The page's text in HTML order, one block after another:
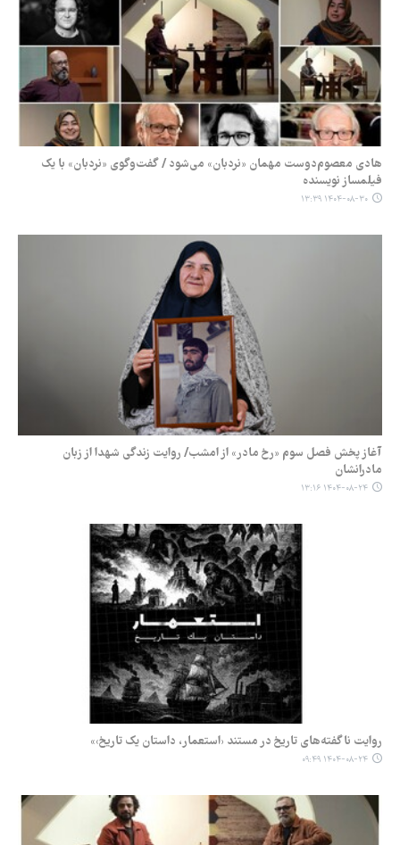
هادی معصوم‌دوست مهمان «نردبان» می‌شود / گفت‌وگوی «نردبان» با یک
فیلمساز نویسنده
۱۴۰۴-۰۸-۳۰ ۱۳:۳۹
آغاز پخش فصل سوم «رخ مادر» از امشب/ روایت زندگی شهدا از زبان
مادرانشان
۱۴۰۴-۰۸-۲۴ ۱۳:۱۶
روایت ناگفته‌های تاریخ در مستند ‹استعمار، داستان یک تاریخ›»
۱۴۰۴-۰۸-۲۴ ۰۹:۴۹